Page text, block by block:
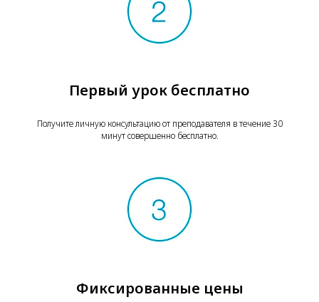
Первый урок бесплатно
Получите личную консультацию от преподавателя в течение 30
минут совершенно бесплатно.
Фиксированные цены